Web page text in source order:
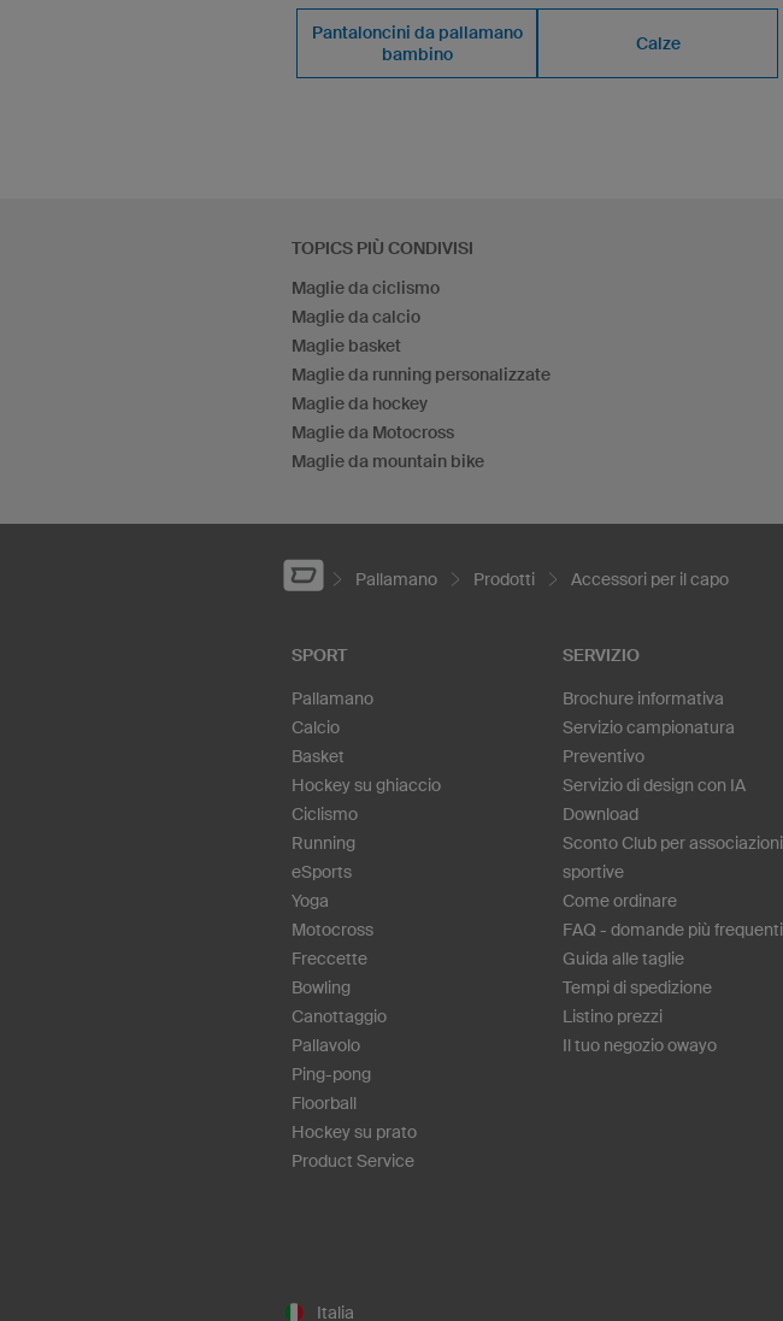
Pantaloncini da pallamano
bambino
Calze
TOPICS PIÙ CONDIVISI
Maglie da ciclismo
Maglie da calcio
Maglie basket
Maglie da running personalizzate
Maglie da hockey
Maglie da Motocross
Maglie da mountain bike
Pallamano Prodotti Accessori per il capo
SPORT
Pallamano
Calcio
Basket
Hockey su ghiaccio
Ciclismo
Running
eSports
Yoga
Motocross
Freccette
Bowling
Canottaggio
Pallavolo
Ping-pong
Floorball
Hockey su prato
Product Service
SERVIZIO
Brochure informativa
Servizio campionatura
Preventivo
Servizio di design con IA
Download
Sconto Club per associazioni
sportive
Come ordinare
FAQ - domande più frequenti
Guida alle taglie
Tempi di spedizione
Listino prezzi
Il tuo negozio owayo
Italia